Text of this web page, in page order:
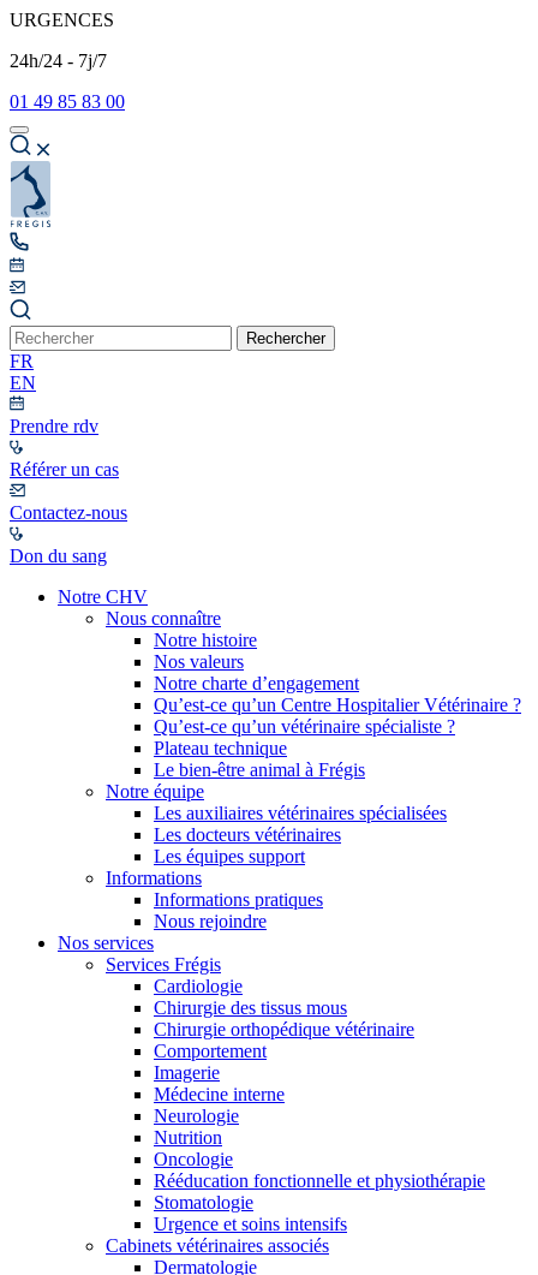
URGENCES
24h/24 - 7j/7
01 49 85 83 00
Rechercher
FR
EN
Prendre rdv
Référer un cas
Contactez-nous
Don du sang
Notre CHV
Nous connaître
Notre histoire
Nos valeurs
Notre charte d’engagement
Qu’est-ce qu’un Centre Hospitalier Vétérinaire ?
Qu’est-ce qu’un vétérinaire spécialiste ?
Plateau technique
Le bien-être animal à Frégis
Notre équipe
Les auxiliaires vétérinaires spécialisées
Les docteurs vétérinaires
Les équipes support
Informations
Informations pratiques
Nous rejoindre
Nos services
Services Frégis
Cardiologie
Chirurgie des tissus mous
Chirurgie orthopédique vétérinaire
Comportement
Imagerie
Médecine interne
Neurologie
Nutrition
Oncologie
Rééducation fonctionnelle et physiothérapie
Stomatologie
Urgence et soins intensifs
Cabinets vétérinaires associés
Dermatologie